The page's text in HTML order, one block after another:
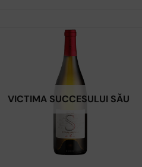
VICTIMA SUCCESULUI SĂU